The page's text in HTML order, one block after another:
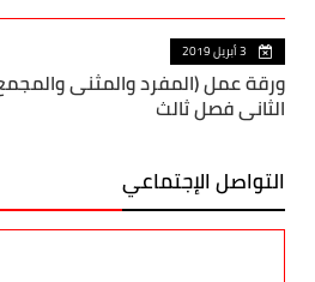
3 أبريل 2019
ورقة عمل (المفرد والمثنى
الثاني فصل ثالث
التواصل الإجتماعي